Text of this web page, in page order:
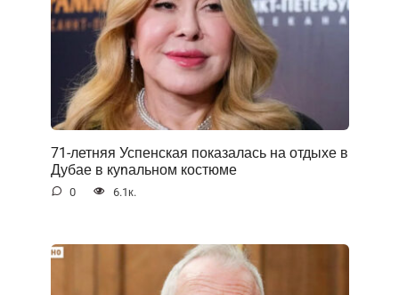
71-летняя Успенская показалась на отдыхе в
Дубае в куnальном костюме
0 6.1к.